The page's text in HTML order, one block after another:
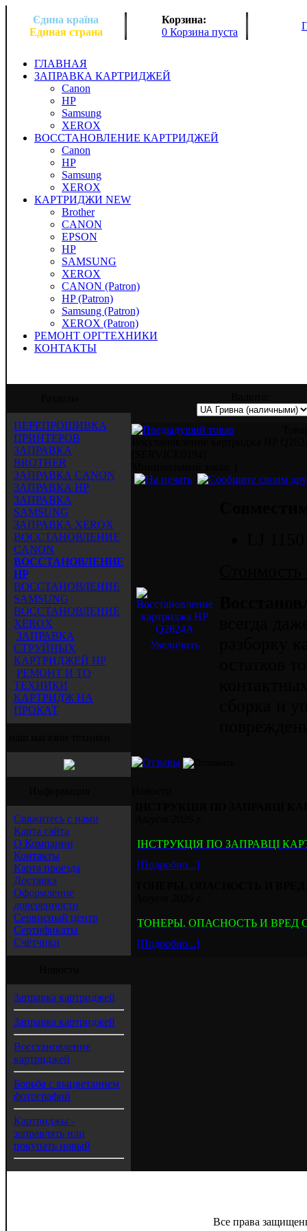
Єдина країна
Единая страна
Корзина:
0 Корзина пуста
ГЛАВНАЯ
ЗАПРАВКА КАРТРИДЖЕЙ
Canon
HP
Samsung
XEROX
ВОССТАНОВЛЕНИЕ КАРТРИДЖЕЙ
Canon
HP
Samsung
XEROX
КАРТРИДЖИ NEW
Brother
CANON
EPSON
HP
SAMSUNG
XEROX
CANON (Patron)
HP (Patron)
Samsung (Patron)
XEROX (Patron)
РЕМОНТ ОРГТЕХНИКИ
КОНТАКТЫ
ПЕРЕПРОШИВКА
ПРИНТЕРОВ
ЗАПРАВКА
BROTHER
ЗАПРАВКА CANON
ЗАПРАВКА HP
ЗАПРАВКА
SAMSUNG
ЗАПРАВКА XEROX
ВОССТАНОВЛЕНИЕ
CANON
ВОССТАНОВЛЕНИЕ
HP
ВОССТАНОВЛЕНИЕ
SAMSUNG
ВОССТАНОВЛЕНИЕ
XEROX
ЗАПРАВКА
СТРУЙНЫХ
КАРТРИДЖЕЙ HP
РЕМОНТ И ТО
ТЕХНИКИ
КАРТРИДЖ НА
ПРОКАТ
Свяжитесь с нами
Карта сайта
О Компании
Контакты
Карта проезда
Доставка
Оформление
доверенности
Сервисный центр
Сертификаты
Счётчики
Заправка картриджей
Заправка картриджей
Восстановление
картриджей
Борьба с выцветанием
фотографий
Картриджы -
заправлять или
покупать новый
Увеличить
ІНСТРУКЦІЯ ПО ЗАПРАВЦІ
[Подробно...]
ТОНЕРЫ. ОПАСНОСТЬ И ВРЕД
[Подробно...]
Все права